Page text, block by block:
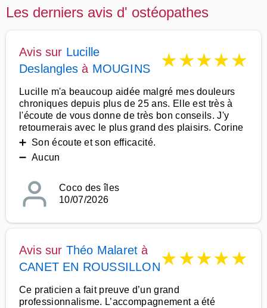
Les derniers avis d' ostéopathes
Avis sur Lucille
Deslangles à MOUGINS ★★★★★
Lucille m'a beaucoup aidée malgré mes douleurs
chroniques depuis plus de 25 ans. Elle est très à
l'écoute de vous donne de très bon conseils. J'y
retournerais avec le plus grand des plaisirs. Corine
➕ Son écoute et son efficacité.
➖ Aucun
Coco des îles
10/07/2026
Avis sur Théo Malaret à
CANET EN ROUSSILLON★★★★★
Ce praticien a fait preuve d’un grand
professionnalisme. L’accompagnement a été